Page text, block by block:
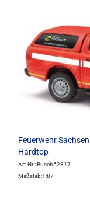
Feuerwehr
Hardtop
Art.Nr.: Busch52817
Maßstab:1:87